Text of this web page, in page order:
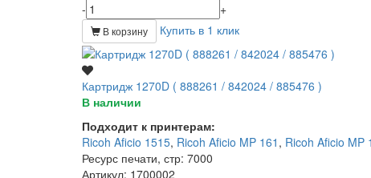
-
+
В корзину Купить в 1 клик
Картридж 1270D ( 888261 / 842024 / 885476 )
В наличии
Подходит к принтерам:
Ricoh Aficio 1515, Ricoh Aficio MP 161 , Ricoh Aficio MP
Ресурс печати, стр: 7000
Артикул: 1700002